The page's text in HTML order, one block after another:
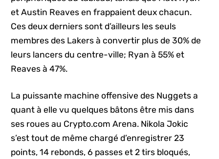
et Austin Reaves en frappaient deux chacun.
Ces deux derniers sont d’ailleurs les seuls
membres des Lakers à convertir plus de 30% de
leurs lancers du centre-ville; Ryan à 55% et
Reaves à 47%.
La puissante machine offensive des Nuggets a
quant à elle vu quelques bâtons être mis dans
ses roues au Crypto.com Arena. Nikola Jokic
s’est tout de même chargé d’enregistrer 23
points, 14 rebonds, 6 passes et 2 tirs bloqués,